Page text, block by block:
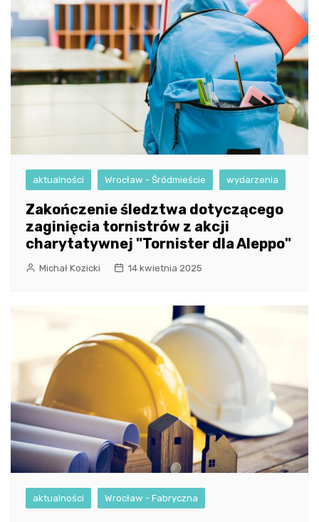
aktualności Wrocław - Śródmieście wydarzenia
Zakończenie śledztwa dotyczącego
zaginięcia tornistrów z akcji
charytatywnej "Tornister dla Aleppo"
Michał Kozicki 14 kwietnia 2025
aktualności Wrocław - Fabryczna